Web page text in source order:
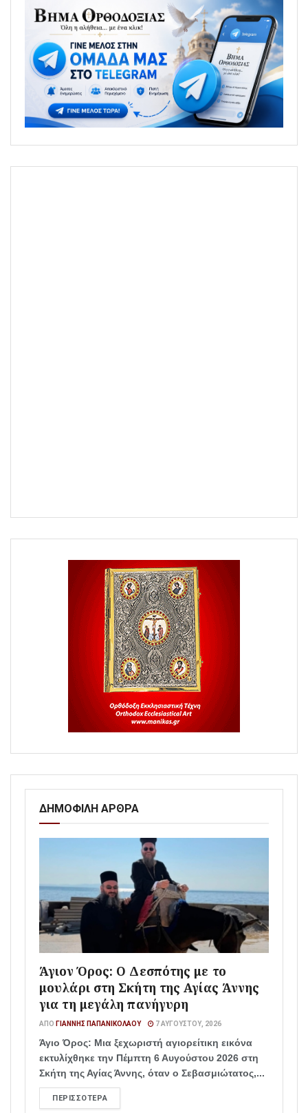
ΔΗΜΟΦΙΛΗ ΑΡΘΡΑ
Άγιον Όρος: Ο Δεσπότης με το
μουλάρι στη Σκήτη της Αγίας Άννης
για τη μεγάλη πανήγυρη
ΑΠΌ ΓΙΆΝΝΗΣ ΠΑΠΑΝΙΚΟΛΆΟΥ 7 ΑΥΓΟΎΣΤΟΥ, 2026
Άγιο Όρος: Μια ξεχωριστή αγιορείτικη εικόνα
εκτυλίχθηκε την Πέμπτη 6 Αυγούστου 2026 στη
Σκήτη της Αγίας Άννης, όταν ο Σεβασμιώτατος,...
ΠΕΡΙΣΣΌΤΕΡΑ